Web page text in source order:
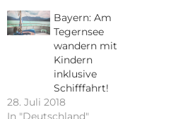
Bayern: Am
Tegernsee
wandern mit
Kindern
inklusive
Schifffahrt!
28. Juli 2018
In "Deutschland"